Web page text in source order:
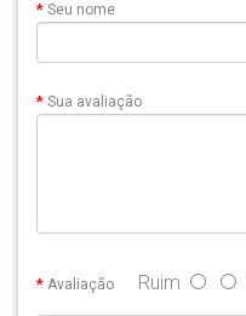
Seu nome
Sua avaliação
Avaliação Ruim